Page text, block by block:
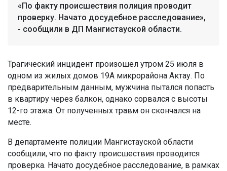
«По факту происшествия полиция проводит
проверку. Начато досудебное расследование»,
- сообщили в ДП Мангистауской области.
Трагический инцидент произошел утром 25 июля в
одном из жилых домов 19А микрорайона Актау. По
предварительным данным, мужчина пытался попасть
в квартиру через балкон, однако сорвался с высоты
12-го этажа. От полученных травм он скончался на
месте.
В департаменте полиции Мангистауской области
сообщили, что по факту происшествия проводится
проверка. Начато досудебное расследование, в рамках